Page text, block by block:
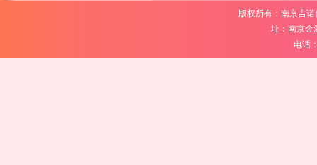
版权所有：南京吉
址：南京金
电话